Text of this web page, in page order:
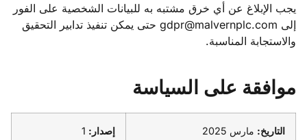
يجب الإبلاغ عن أي خرق مشتبه به للبيانات الشخصية على الفور
إلى gdpr@malvernplc.com حتى يمكن تنفيذ تدابير التحقيق
والاستجابة المناسبة.
موافقة على السياسة
التاريخ: مارس 2025 إصدار: